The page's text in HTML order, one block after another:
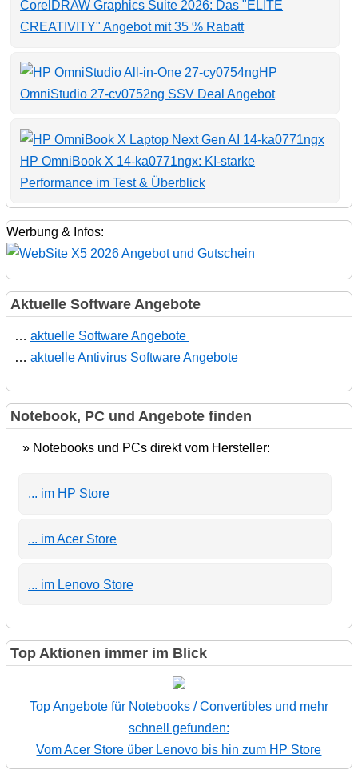
CorelDRAW Graphics Suite 2026: Das "ELITE
CREATIVITY" Angebot mit 35 % Rabatt
HP
OmniStudio 27-cv0752ng SSV Deal Angebot
HP OmniBook X 14-ka0771ngx: KI-starke
Performance im Test & Überblick
Werbung & Infos:
Aktuelle Software Angebote
… aktuelle Software Angebote
… aktuelle Antivirus Software Angebote
Notebook, PC und Angebote finden
» Notebooks und PCs direkt vom Hersteller:
... im HP Store
... im Acer Store
... im Lenovo Store
Top Aktionen immer im Blick
Top Angebote für Notebooks / Convertibles und mehr
schnell gefunden:
Vom Acer Store über Lenovo bis hin zum HP Store